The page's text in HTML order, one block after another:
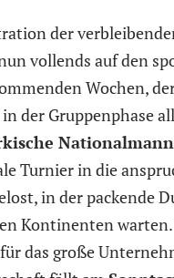
der
vollends auf den
Wochen,
der Gruppenphase
Turnier in die
in der packende
Kontinenten
das große